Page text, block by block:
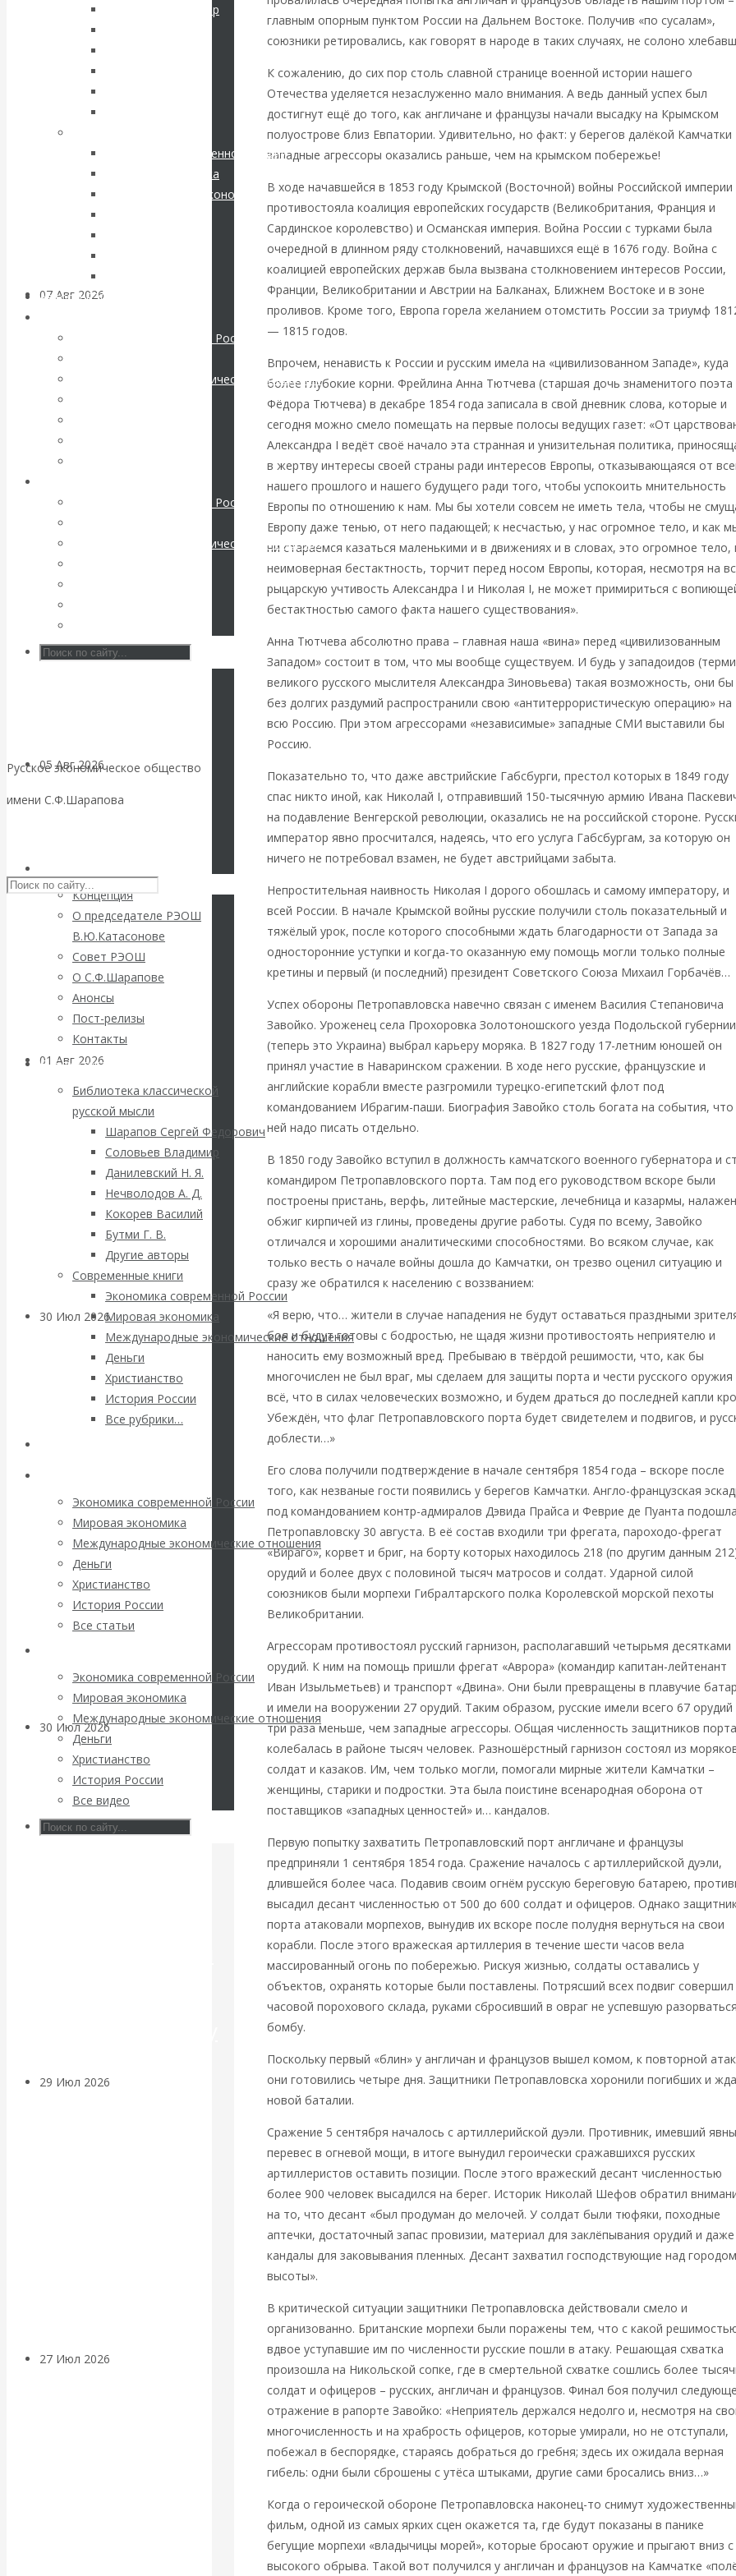
Соловьев Владимир
Экономика современной России
Мировая экономика
Международные экономические отношения
Авторы РЭОШ
Экономика современной России
Международные экономические отношения
Экономика современной России
Международные экономические отношения
Русское экономическое общество
имени С.Ф.Шарапова
Концепция
О председателе РЭОШ
В.Ю.Катасонове
Совет РЭОШ
О С.Ф.Шарапове
Анонсы
Пост-релизы
Контакты
Библиотека
Библиотека классической
русской мысли
Шарапов Сергей Федорович
Соловьев Владимир
Данилевский Н. Я.
Нечволодов А. Д.
Кокорев Василий
Бутми Г. В.
Другие авторы
Современные книги
Экономика современной России
Мировая экономика
Международные экономические отношения
Деньги
Христианство
История России
Все рубрики…
Экономика современной России
Мировая экономика
Международные экономические отношения
Деньги
Христианство
История России
Все статьи
Экономика современной России
Мировая экономика
Международные экономические отношения
Деньги
Христианство
История России
Все видео
кризис в России.
Проедаем
основной
капитал, но
строим
грандиозные
планы
07 Авг 2026
ВАлентин
КАтасонов. К
112-летию
мировой войны:
вместо победы
Россия
получила
05 Авг 2026Деньги
Валентин
раз на тему
блокировки
банковских
счетов
01 Авг 2026
ВАлентин
Катасонов.
Саммит НАТО в
Турции: Drang
nach Osten
30 Июл 2026Банки
Валентин
Катасонов. Кто
финансовых
рынках?
Минфины хотят
быть главнее
Центробанков?
30 Июл 2026Цифровая
экономика
Валентин
Катасонов.
29 Июл 2026
27 Июл 2026
главным опорным пунктом России на Дальнем Востоке. Получив «по сусалам»,
союзники ретировались, как говорят в народе в таких случаях, не солоно
К сожалению, до сих пор столь славной странице военной истории нашего
Отечества уделяется незаслуженно мало внимания. А ведь данный успех был
достигнут ещё до того, как англичане и французы начали высадку на Крымском
полуострове близ Евпатории. Удивительно, но факт: у берегов далёкой Камчатки
западные агрессоры оказались раньше, чем на крымском побережье!
В ходе начавшейся в 1853 году Крымской (Восточной) войны Российской империи
противостояла коалиция европейских государств (Великобритания, Франция и
Сардинское королевство) и Османская империя. Война России с турками была
очередной в длинном ряду столкновений, начавшихся ещё в 1676 году. Война с
коалицией европейских держав была вызвана столкновением интересов России,
Франции, Великобритании и Австрии на Балканах, Ближнем Востоке и в зоне
проливов. Кроме того, Европа горела желанием отомстить России за триумф
— 1815 годов.
Впрочем, ненависть к России и русским имела на «цивилизованном Западе», куда
более глубокие корни. Фрейлина Анна Тютчева (старшая дочь знаменитого поэта
Фёдора Тютчева) в декабре 1854 года записала в свой дневник слова, которые и
сегодня можно смело помещать на первые полосы ведущих газет: «От
Александра I ведёт своё начало эта странная и унизительная политика,
в жертву интересы своей страны ради интересов Европы, отказывающаяся от
нашего прошлого и нашего будущего ради того, чтобы успокоить мнительность
Европы по отношению к нам. Мы бы хотели совсем не иметь тела, чтобы не
Европу даже тенью, от него падающей; к несчастью, у нас огромное тело, и как
ни стараемся казаться маленькими и в движениях и в словах, это огромное тело,
неимоверная бестактность, торчит перед носом Европы, которая, несмотря на
рыцарскую учтивость Александра I и Николая I, не может примириться с
бестактностью самого факта нашего существования».
Анна Тютчева абсолютно права – главная наша «вина» перед «цивилизованным
Западом» состоит в том, что мы вообще существуем. И будь у западоидов
великого русского мыслителя Александра Зиновьева) такая возможность, они бы
без долгих раздумий распространили свою «антитеррористическую операцию» на
всю Россию. При этом агрессорами «независимые» западные СМИ выставили бы
Россию.
Показательно то, что даже австрийские Габсбурги, престол которых в 1849 году
спас никто иной, как Николай I, отправивший 150-тысячную армию Ивана
на подавление Венгерской революции, оказались не на российской стороне.
император явно просчитался, надеясь, что его услуга Габсбургам, за которую он
ничего не потребовал взамен, не будет австрийцами забыта.
Непростительная наивность Николая I дорого обошлась и самому императору, и
всей России. В начале Крымской войны русские получили столь показательный и
тяжёлый урок, после которого способными ждать благодарности от Запада за
односторонние уступки и когда-то оказанную ему помощь могли только полные
кретины и первый (и последний) президент Советского Союза Михаил Горбачёв…
Успех обороны Петропавловска навечно связан с именем Василия Степановича
Завойко. Уроженец села Прохоровка Золотоношского уезда Подольской губернии
(теперь это Украина) выбрал карьеру моряка. В 1827 году 17-летним юношей он
принял участие в Наваринском сражении. В ходе него русские, французские и
английские корабли вместе разгромили турецко-египетский флот под
командованием Ибрагим-паши. Биография Завойко столь богата на события, что
ней надо писать отдельно.
В 1850 году Завойко вступил в должность камчатского военного губернатора и
командиром Петропавловского порта. Там под его руководством вскоре были
построены пристань, верфь, литейные мастерские, лечебница и казармы, налажен
обжиг кирпичей из глины, проведены другие работы. Судя по всему, Завойко
отличался и хорошими аналитическими способностями. Во всяком случае, как
только весть о начале войны дошла до Камчатки, он трезво оценил ситуацию и
сразу же обратился к населению с воззванием:
«Я верю, что… жители в случае нападения не будут оставаться праздными
боя и будут готовы с бодростью, не щадя жизни противостоять неприятелю и
наносить ему возможный вред. Пребываю в твёрдой решимости, что, как бы
многочислен не был враг, мы сделаем для защиты порта и чести русского оружия
всё, что в силах человеческих возможно, и будем драться до последней капли
Убеждён, что флаг Петропавловского порта будет свидетелем и подвигов, и
доблести…»
Его слова получили подтверждение в начале сентября 1854 года – вскоре после
того, как незваные гости появились у берегов Камчатки. Англо-французская
под командованием контр-адмиралов Дэвида Прайса и Феврие де Пуанта
Петропавловску 30 августа. В её состав входили три фрегата, пароходо-фрегат
«Вираго», корвет и бриг, на борту которых находилось 218 (по другим данным
орудий и более двух с половиной тысяч матросов и солдат. Ударной силой
союзников были морпехи Гибралтарского полка Королевской морской пехоты
Великобритании.
Агрессорам противостоял русский гарнизон, располагавший четырьмя десятками
орудий. К ним на помощь пришли фрегат «Аврора» (командир капитан-лейтенант
Иван Изыльметьев) и транспорт «Двина». Они были превращены в плавучие
и имели на вооружении 27 орудий. Таким образом, русские имели всего 67 орудий
три раза меньше, чем западные агрессоры. Общая численность защитников порта
колебалась в районе тысяч человек. Разношёрстный гарнизон состоял из
солдат и казаков. Им, чем только могли, помогали мирные жители Камчатки –
женщины, старики и подростки. Эта была поистине всенародная оборона от
поставщиков «западных ценностей» и… кандалов.
Первую попытку захватить Петропавловский порт англичане и французы
предприняли 1 сентября 1854 года. Сражение началось с артиллерийской дуэли,
длившейся более часа. Подавив своим огнём русскую береговую батарею,
высадил десант численностью от 500 до 600 солдат и офицеров. Однако
порта атаковали морпехов, вынудив их вскоре после полудня вернуться на свои
корабли. После этого вражеская артиллерия в течение шести часов вела
массированный огонь по побережью. Рискуя жизнью, солдаты оставались у
объектов, охранять которые были поставлены. Потрясший всех подвиг совершил
часовой порохового склада, руками сбросивший в овраг не успевшую разорваться
бомбу.
Поскольку первый «блин» у англичан и французов вышел комом, к повторной
они готовились четыре дня. Защитники Петропавловска хоронили погибших и
новой баталии.
Сражение 5 сентября началось с артиллерийской дуэли. Противник, имевший
перевес в огневой мощи, в итоге вынудил героически сражавшихся русских
артиллеристов оставить позиции. После этого вражеский десант численностью
более 900 человек высадился на берег. Историк Николай Шефов обратил
на то, что десант «был продуман до мелочей. У солдат были тюфяки, походные
аптечки, достаточный запас провизии, материал для заклёпывания орудий и даже
кандалы для заковывания пленных. Десант захватил господствующие над городом
высоты».
В критической ситуации защитники Петропавловска действовали смело и
организованно. Британские морпехи были поражены тем, что с какой
вдвое уступавшие им по численности русские пошли в атаку. Решающая схватка
произошла на Никольской сопке, где в смертельной схватке сошлись более
солдат и офицеров – русских, англичан и французов. Финал боя получил
отражение в рапорте Завойко: «Неприятель держался недолго и, несмотря на
многочисленность и на храбрость офицеров, которые умирали, но не отступали,
побежал в беспорядке, стараясь добраться до гребня; здесь их ожидала верная
гибель: одни были сброшены с утёса штыками, другие сами бросались вниз…»
Когда о героической обороне Петропавловска наконец-то снимут
фильм, одной из самых ярких сцен окажется та, где будут показаны в панике
бегущие морпехи «владычицы морей», которые бросают оружие и прыгают вниз с
высокого обрыва. Такой вот получился у англичан и французов на Камчатке